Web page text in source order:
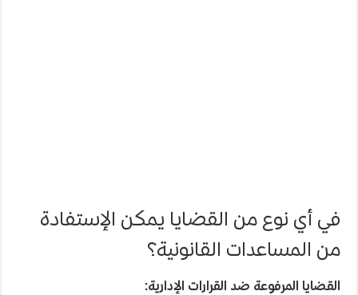
في أي نوع من القضايا يمكن الإستفادة
من المساعدات القانونية؟
القضايا المرفوعة ضد القرارات الإدارية: